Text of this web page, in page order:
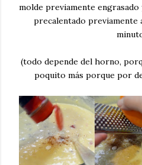
molde previamente
precalentado previamente
(todo depende del horno,
poquito más porque por